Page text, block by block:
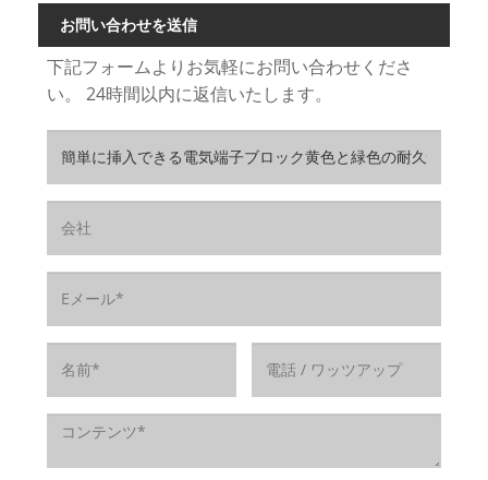
お問い合わせを送信
下記フォームよりお気軽にお問い合わせくださ
い。 24時間以内に返信いたします。